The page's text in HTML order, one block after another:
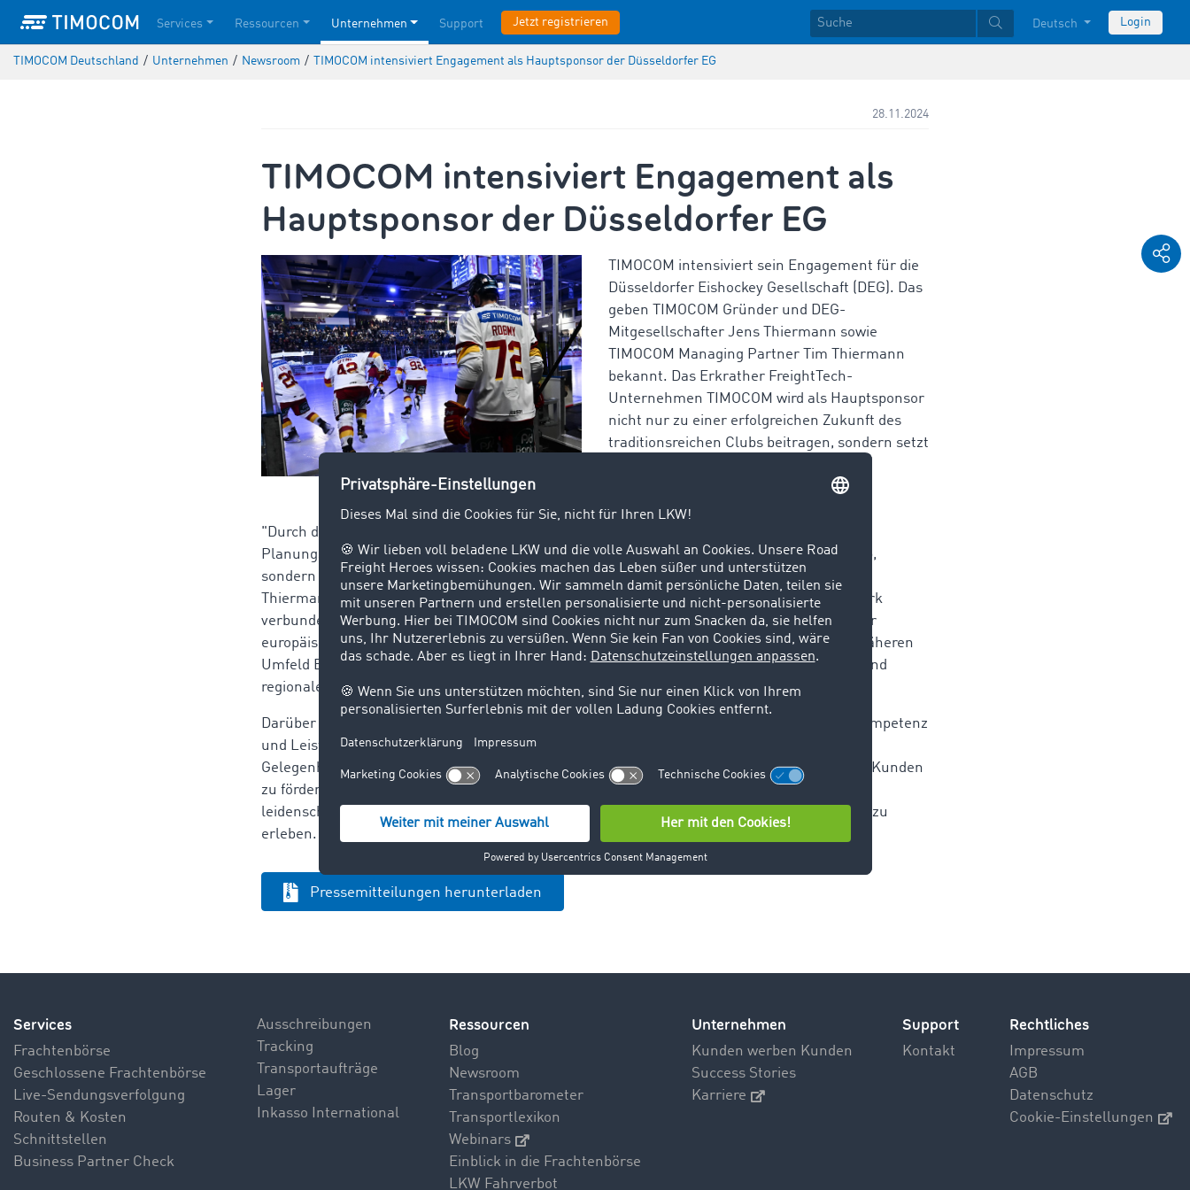
Services Ressourcen Unternehmen Support Jetzt registrieren Deutsch Login
TIMOCOM Deutschland / Unternehmen / Newsroom / TIMOCOM intensiviert Engagement als Hauptsponsor der Düsseldorfer EG
28.11.2024
TIMOCOM intensiviert Engagement als
Hauptsponsor der Düsseldorfer EG
Foto: DEG/
TIMOCOM intensiviert sein Engagement für die
Düsseldorfer Eishockey Gesellschaft (DEG). Das
geben TIMOCOM Gründer und DEG-
Mitgesellschafter Jens Thiermann sowie
TIMOCOM Managing Partner Tim Thiermann
bekannt. Das Erkrather FreightTech-
Unternehmen TIMOCOM wird als Hauptsponsor
nicht nur zu einer erfolgreichen Zukunft des
traditionsreichen Clubs beitragen, sondern setzt
"Durch das Sponsoring können wir zu einer langfristigen Stärkung des Kaders und mehr
Planungssicherheit beitragen. Das bedeutet uns viel, da die DEG nicht nur ein Traditionsclub,
sondern eine wichtige gemeinschaftsstiftende Organisation in unserer Region ist“, sagt Tim
Thiermann. TIMOCOM wurde 1997 in Düsseldorf gegründet und ist Nordrhein-Westfalen stark
verbunden. Auch wenn das IT-Unternehmen mittlerweile mehr als 690 Mitarbeitende an vier
europäischen Standorten hat, kommt ein Großteil der Beschäftigten noch immer aus dem näheren
Umfeld Erkraths. Tim Thiermann ist es daher wichtig, die Gemeinschaft vor Ort zu stärken und
regionale Netzwerke zu fördern.
Darüber hinaus teilen TIMOCOM und die DEG gemeinsame Werte wie Teamgeist, Lösungskompetenz
und Leistungsstärke. Events wie die Eishockeyspiele werden in Erkrath als willkommene
Gelegenheit gesehen, den Austausch innerhalb des Unternehmens sowie mit Partnern und Kunden
zu fördern und Kooperationen zu stärken. Entsprechend freuen sich alle darauf, die
leidenschaftlichen Fans der DEG zu unterstützen und gemeinsam unvergessliche Momente zu
erleben.
Pressemitteilungen herunterladen
Services
Frachtenbörse
Geschlossene Frachtenbörse
Live-Sendungsverfolgung
Routen & Kosten
Schnittstellen
Business Partner Check
Ausschreibungen
Tracking
Transportaufträge
Lager
Inkasso International
Ressourcen
Blog
Newsroom
Transportbarometer
Transportlexikon
Webinars
Einblick in die Frachtenbörse
LKW Fahrverbot
Unternehmen
Kunden werben Kunden
Success Stories
Karriere
Support
Kontakt
Rechtliches
Impressum
AGB
Datenschutz
Cookie-Einstellungen